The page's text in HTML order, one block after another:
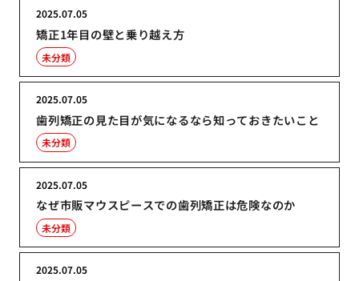
矯正1年目の壁と乗り越え方
2025.07.05
未分類
歯列矯正の見た目が気になるなら知っておきたいこと
2025.07.05
未分類
なぜ市販マウスピースでの歯列矯正は危険なのか
2025.07.05
未分類
2025.07.05